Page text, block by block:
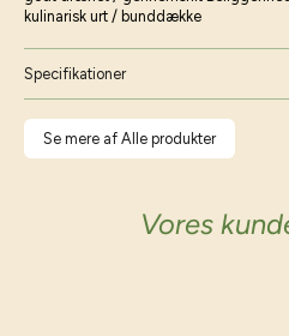
kulinarisk urt / bunddække
Specifikationer
Se mere af Alle produkter
Vores